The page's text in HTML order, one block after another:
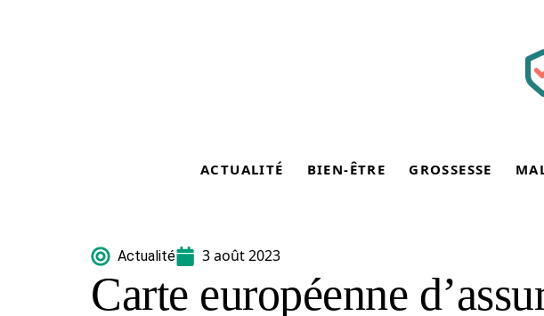
ACTUALITÉ BIEN-ÊTRE GROSSESSE
Actualité 3 août 2023
Carte européenne